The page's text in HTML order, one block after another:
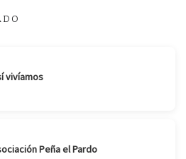
vivíamos
Peña el Pardo